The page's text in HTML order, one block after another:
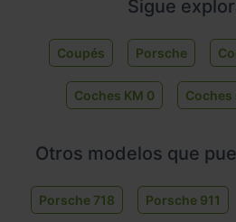
Sigue
Coupés Porsche
Coches KM 0 Coches
Otros modelos que
Porsche 718 Porsche 911